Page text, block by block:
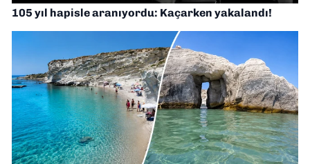
105 yıl hapisle aranıyordu: Kaçarken yakalandı!